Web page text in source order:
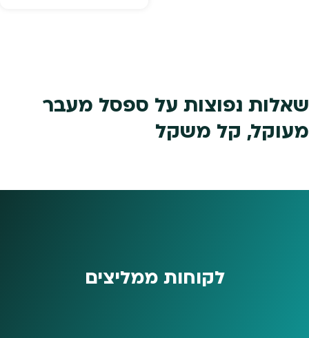
שאלות נפוצות על ספסל מעבר
מעוקל, קל משקל
לקוחות ממליצים